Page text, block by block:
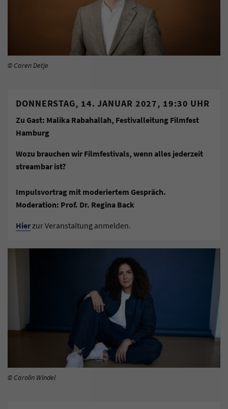
© Caren Detje
DONNERSTAG, 14. JANUAR 2027, 19:30 UHR
Zu Gast: Malika Rabahallah, Festivalleitung Filmfest
Hamburg
Wozu brauchen wir Filmfestivals, wenn alles jederzeit
streambar ist?
Impulsvortrag mit moderiertem Gespräch.
Moderation: Prof. Dr. Regina Back
Hierzur Veranstaltung anmelden.
© Carolin Windel